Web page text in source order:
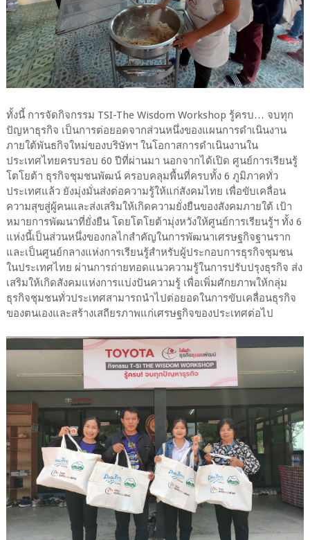
ทั้งนี้ การจัดกิจกรรม TSI-The Wisdom Workshop รู้ครบ… จบทุก
ปัญหาธุรกิจ เป็นการต่อยอดจากส่วนหนึ่งของแผนการดำเนินงาน
ภายใต้พันธกิจใหม่ของบริษัทฯ ในโอกาสการดำเนินงานใน
ประเทศไทยครบรอบ 60 ปีที่ผ่านมา นอกจากได้เปิด ศูนย์การเรียนรู้
โตโยต้า ธุรกิจชุมชนพัฒน์ ครอบคลุมพื้นที่ครบทั้ง 6 ภูมิภาคทั่ว
ประเทศแล้ว ยังมุ่งมั่นส่งต่อความรู้ให้แก่สังคมไทย เพื่อขับเคลื่อน
ความสุขสู่ผู้คนและส่งเสริมให้เกิดความยั่งยืนของสังคมภายใต้ เป้า
หมายการพัฒนาที่ยั่งยืน โดยโตโยต้ามุ่งหวังให้ศูนย์การเรียนรู้ฯ ทั้ง 6
แห่งนี้เป็นส่วนหนึ่งของกลไกสำคัญในการพัฒนาเศรษฐกิจฐานราก
และเป็นศูนย์กลางแห่งการเรียนรู้สำหรับผู้ประกอบการธุรกิจชุมชน
ในประเทศไทย ผ่านการถ่ายทอดแนวความรู้ในการปรับปรุงธุรกิจ ส่ง
เสริมให้เกิดสังคมแห่งการแบ่งปันความรู้ เพื่อเพิ่มศักยภาพให้กลุ่ม
ธุรกิจชุมชนทั่วประเทศสามารถนำไปต่อยอดในการขับเคลื่อนธุรกิจ
ของตนเองและสร้างเสถียรภาพแก่เศรษฐกิจของประเทศต่อไป